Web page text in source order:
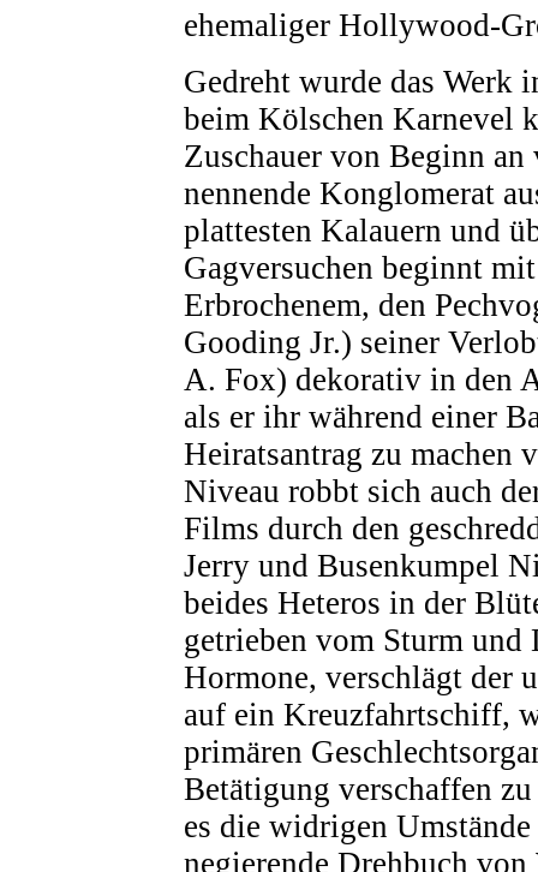
ehemaliger Hollywood-
Gedreht wurde das Werk
beim Kölschen Karnevel
Zuschauer von Beginn
nennende Konglomerat
plattesten Kalauern und
Gagversuchen beginnt
Erbrochenem, den
Gooding Jr.) seiner
A. Fox) dekorativ in den
als er ihr während einer
Heiratsantrag zu machen
Niveau robbt sich auch
Films durch den
Jerry und Busenkumpel
beides Heteros in der
getrieben vom Sturm und
Hormone, verschlägt der
auf ein Kreuzfahrtschiff,
primären
Betätigung verschaffen
es die widrigen
negierende Drehbuch